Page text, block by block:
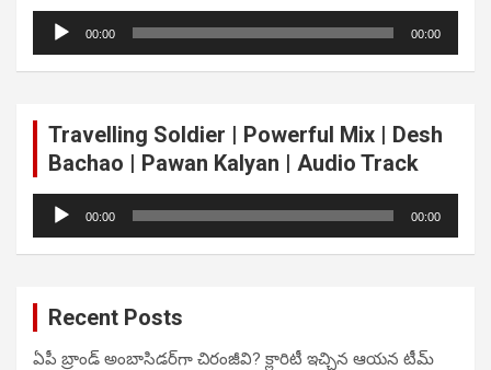
Audio
Player
00:00 00:00
Travelling Soldier | Powerful Mix | Desh
Bachao | Pawan Kalyan | Audio Track
Audio
Player
00:00 00:00
Recent Posts
ఏపీ బ్రాండ్ అంబాసిడర్‌గా చిరంజీవి? క్లారిటీ ఇచ్చిన ఆయన టీమ్